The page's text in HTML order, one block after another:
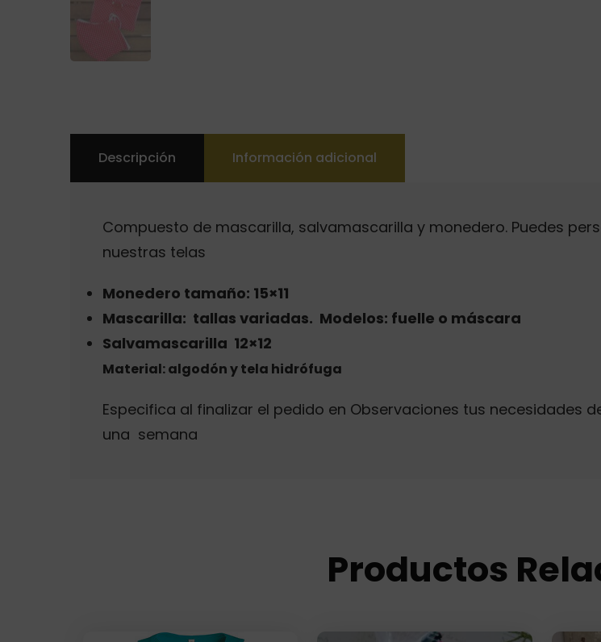
Descripción Información adicional
Compuesto de mascarilla, salvamascarilla y monedero. Puedes
nuestras telas
Monedero tamaño: 15×11
Mascarilla: tallas variadas. Modelos: fuelle o máscara
Salvamascarilla 12×12
Material: algodón y tela hidrófuga
Especifica al finalizar el pedido en Observaciones tus necesidades
una semana
Productos